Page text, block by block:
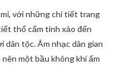
với những chi tiết trang
thổ cẩm tinh xảo đến
tộc. Âm nhạc dân gian
một bầu không khí ấm